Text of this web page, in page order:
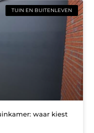
TUIN EN BUITENLEVEN
waar kiest